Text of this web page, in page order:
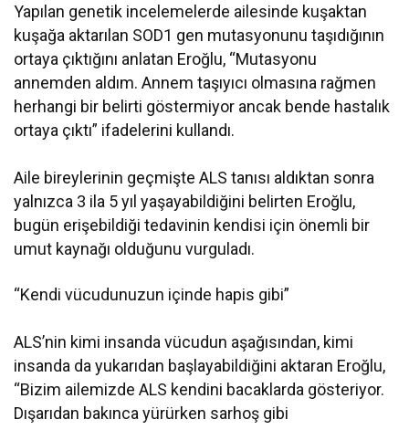
Yapılan genetik incelemelerde ailesinde kuşaktan
kuşağa aktarılan SOD1 gen mutasyonunu taşıdığının
ortaya çıktığını anlatan Eroğlu, “Mutasyonu
annemden aldım. Annem taşıyıcı olmasına rağmen
herhangi bir belirti göstermiyor ancak bende hastalık
ortaya çıktı” ifadelerini kullandı.
Aile bireylerinin geçmişte ALS tanısı aldıktan sonra
yalnızca 3 ila 5 yıl yaşayabildiğini belirten Eroğlu,
bugün erişebildiği tedavinin kendisi için önemli bir
umut kaynağı olduğunu vurguladı.
“Kendi vücudunuzun içinde hapis gibi”
ALS’nin kimi insanda vücudun aşağısından, kimi
insanda da yukarıdan başlayabildiğini aktaran Eroğlu,
“Bizim ailemizde ALS kendini bacaklarda gösteriyor.
Dışarıdan bakınca yürürken sarhoş gibi